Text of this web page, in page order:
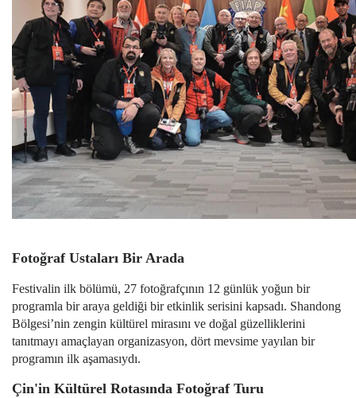
Fotoğraf Ustaları Bir Arada
Festivalin ilk bölümü, 27 fotoğrafçının 12 günlük yoğun bir
programla bir araya geldiği bir etkinlik serisini kapsadı. Shandong
Bölgesi’nin zengin kültürel mirasını ve doğal güzelliklerini
tanıtmayı amaçlayan organizasyon, dört mevsime yayılan bir
programın ilk aşamasıydı.
Çin'in Kültürel Rotasında Fotoğraf Turu